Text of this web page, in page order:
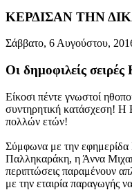
ΚΕΡΔΙΣΑΝ ΤΗΝ
Σάββατο, 6 Αυγούστου,
Οι δημοφιλείς
Είκοσι πέντε γνωστοί
συντηρητική κατάσχεση! Η
πολλών ετών!
Σύμφωνα με την εφημερίδα
Παλληκαράκη, η Άννα
περιπτώσεις παραμένουν
με την εταιρία παραγωγής